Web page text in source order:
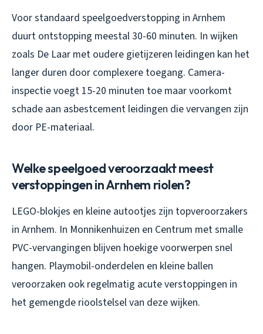
Voor standaard speelgoedverstopping in Arnhem
duurt ontstopping meestal 30-60 minuten. In wijken
zoals De Laar met oudere gietijzeren leidingen kan het
langer duren door complexere toegang. Camera-
inspectie voegt 15-20 minuten toe maar voorkomt
schade aan asbestcement leidingen die vervangen zijn
door PE-materiaal.
Welke speelgoed veroorzaakt meest
verstoppingen in Arnhem riolen?
LEGO-blokjes en kleine autootjes zijn topveroorzakers
in Arnhem. In Monnikenhuizen en Centrum met smalle
PVC-vervangingen blijven hoekige voorwerpen snel
hangen. Playmobil-onderdelen en kleine ballen
veroorzaken ook regelmatig acute verstoppingen in
het gemengde rioolstelsel van deze wijken.